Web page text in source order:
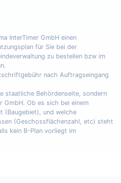
InterTimer GmbH einen
für Sie bei der
zu bestellen bzw im
nach Auftragseingang
staatliche Behördenseite, sondern
GmbH. Ob es sich bei einem
(Baugebiet), und welche
(Geschossflächenzahl, etc) steht
kein B-Plan vorliegt im